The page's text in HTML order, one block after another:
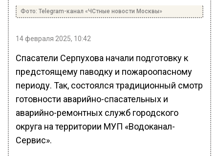
Фото: Telegram-канал «ЧСтные новости Москвы»
14 февраля 2025, 10:42
Спасатели Серпухова начали подготовку к
предстоящему паводку и пожароопасному
периоду. Так, состоялся традиционный смотр
готовности аварийно-спасательных и
аварийно-ремонтных служб городского
округа на территории МУП «Водоканал-
Сервис».